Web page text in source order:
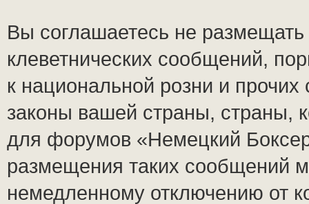
Вы соглашаетесь не
клеветнических сообщений,
к национальной розни и
законы вашей страны, страны,
для форумов «Немецкий
размещения таких сообщений
немедленному отключению от